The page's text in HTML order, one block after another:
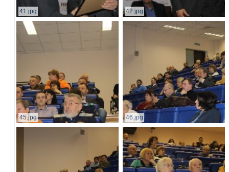
41.jpg 42.jpg
45.jpg 46.jpg